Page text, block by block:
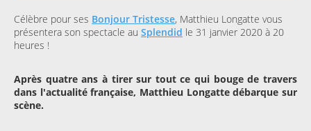
Célèbre pour ses Bonjour Tristesse, Matthieu Longatte vous
présentera son spectacle au Splendid le 31 janvier 2020 à 20
heures !
Après quatre ans à tirer sur tout ce qui bouge de travers
dans l'actualité française, Matthieu Longatte débarque sur
scène.